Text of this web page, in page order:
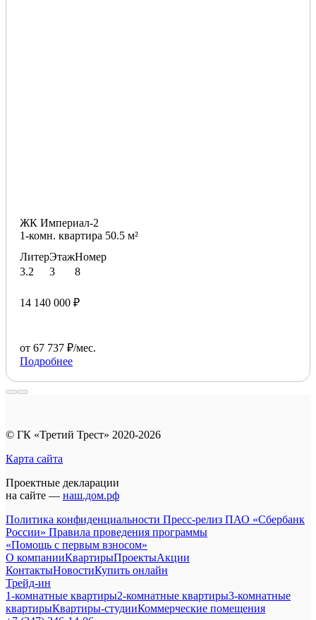
ЖК Империал-2
1-комн. квартира 50.5 м²
Литер
3.2
Этаж
3
Номер
8
14 140 000 ₽
от 67 737 ₽/мес.
Подробнее
© ГК «Третий Трест» 2020-2026
Карта сайта
Проектные декларации
на сайте — наш.дом.рф
Политика конфиденциальности Пресс-релиз ПАО «Сбербанк
России» Правила проведения программы
«Помощь с первым взносом»
О компанииКвартирыПроектыАкции
КонтактыНовостиКупить онлайн
Трейд-ин
1-комнатные квартиры2-комнатные квартиры3-комнатные
квартирыКвартиры-студииКоммерческие помещения